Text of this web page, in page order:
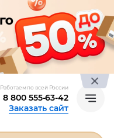
Работаем по всей России
8 800 555-63-42
Заказать сайт